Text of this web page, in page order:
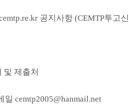
공지사항 (CEMTP투고
제출처
일 cemtp2005@hanmail.net